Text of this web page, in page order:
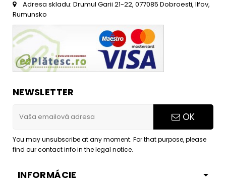
Adresa skladu: Drumul Garii 21-22, 077085 Dobroesti, Ilfov,
Rumunsko
NEWSLETTER
OK
You may unsubscribe at any moment. For that purpose, please
find our contact info in the legal notice.
INFORMÁCIE